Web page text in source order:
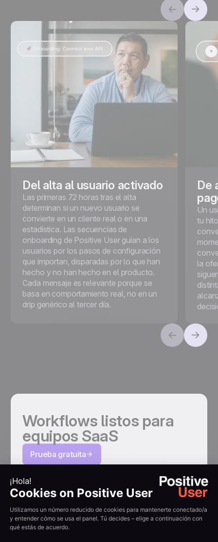
Del alta al usuario activado
Las primeras 72 horas tras el alta
determinan si un nuevo usuario se
convierte en un cliente real o en una
estadística. Las secuencias de
onboarding de Positive User guían a los
usuarios por los pasos de configuración
que importan, disparadas por lo que han
hecho y no han hecho en el producto.
Cada mensaje es relevante porque se
basa en comportamiento real, no en un
drip genérico al tercer día.
De
Un
tu
la
Workflows listos para
equipos SaaS
Prueba gratuita